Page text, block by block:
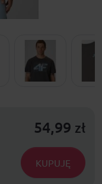
54,99 zł
KUPUJĘ